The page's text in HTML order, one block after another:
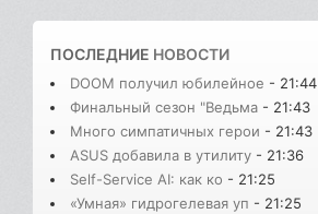
ПОСЛЕДНИЕ НОВОСТИ
DOOM получил юбилейное - 21:44
Финальный сезон "Ведьма - 21:43
Много симпатичных герои - 21:43
ASUS добавила в утилиту - 21:36
Self-Service AI: как ко - 21:25
«Умная» гидрогелевая уп - 21:25